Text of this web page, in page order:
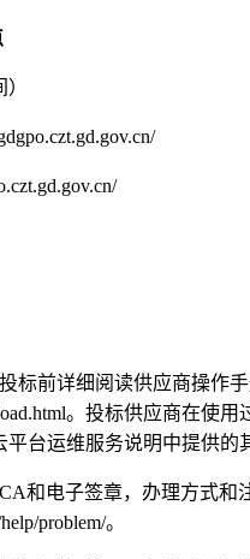
标前详细阅读供应商操作手
。投标供应商在使用
台运维服务说明中提供的
CA和电子签章，办理方式和
problem/。